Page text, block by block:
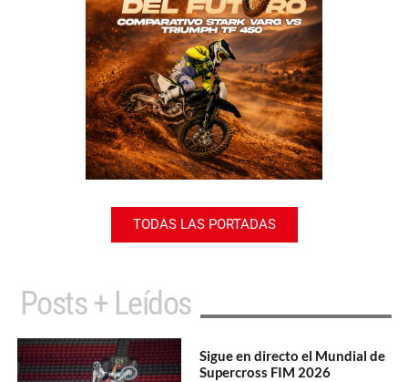
TODAS LAS PORTADAS
Posts + Leídos
Sigue en directo el Mundial de
Supercross FIM 2026